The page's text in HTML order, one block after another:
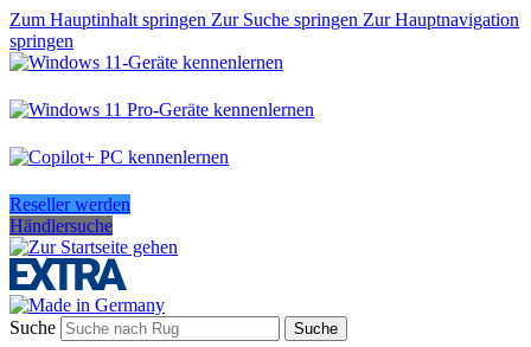
Zum Hauptinhalt springen Zur Suche springen Zur Hauptnavigation
springen
Reseller werden
Händlersuche
Suche Suche